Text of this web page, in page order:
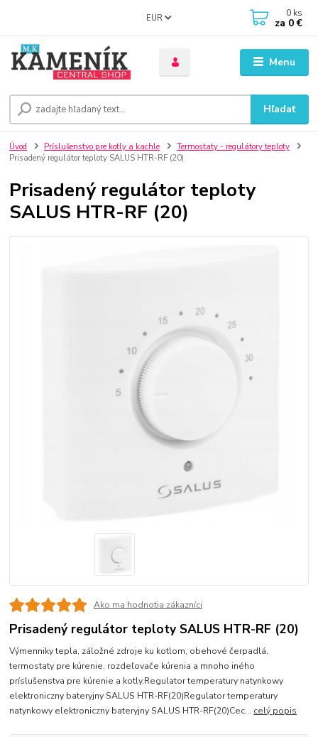
Menu
EUR
Hľadať
0 ks
za 0 €
Úvod Príslušenstvo pre kotly a kachle
Termostaty - regulátory teploty
Prisadený regulátor teploty SALUS HTR-RF (20)
Prisadený regulátor teploty
SALUS HTR-RF (20)
Ako ma hodnotia zákazníci
Prisadený regulátor teploty SALUS HTR-RF (20)
Výmenniky tepla, záložné zdroje ku kotlom, obehové čerpadlá,
termostaty pre kúrenie, rozdeľovače kúrenia a mnoho iného
príslušenstva pre kúrenie a kotly.Regulator temperatury natynkowy
elektroniczny bateryjny SALUS HTR-RF(20)Regulator temperatury
natynkowy elektroniczny bateryjny SALUS HTR-RF(20)Cec... celý popis